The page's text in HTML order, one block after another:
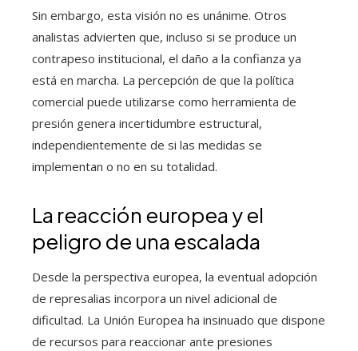
Sin embargo, esta visión no es unánime. Otros
analistas advierten que, incluso si se produce un
contrapeso institucional, el daño a la confianza ya
está en marcha. La percepción de que la política
comercial puede utilizarse como herramienta de
presión genera incertidumbre estructural,
independientemente de si las medidas se
implementan o no en su totalidad.
La reacción europea y el
peligro de una escalada
Desde la perspectiva europea, la eventual adopción
de represalias incorpora un nivel adicional de
dificultad. La Unión Europea ha insinuado que dispone
de recursos para reaccionar ante presiones